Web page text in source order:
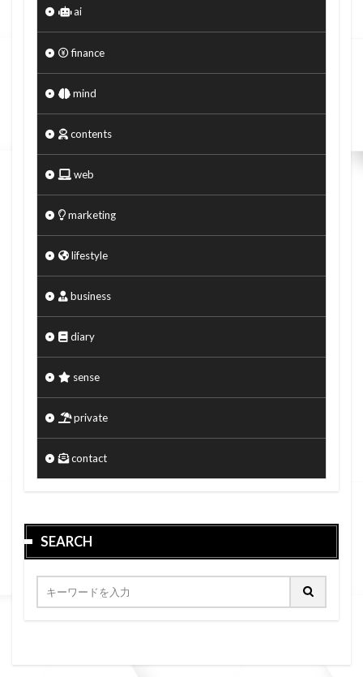
ai
finance
mind
contents
web
marketing
lifestyle
business
diary
sense
private
contact
SEARCH